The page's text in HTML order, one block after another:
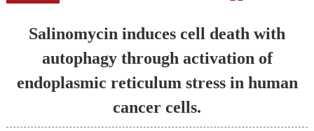
Salinomycin induces cell death with
autophagy through activation of
endoplasmic reticulum stress in human
cancer cells.